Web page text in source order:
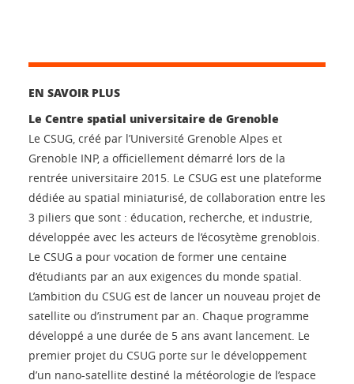
EN SAVOIR PLUS
Le Centre spatial universitaire de Grenoble
Le CSUG, créé par l’Université Grenoble Alpes et
Grenoble INP, a officiellement démarré lors de la
rentrée universitaire 2015. Le CSUG est une plateforme
dédiée au spatial miniaturisé, de collaboration entre les
3 piliers que sont : éducation, recherche, et industrie,
développée avec les acteurs de l’écosytème grenoblois.
Le CSUG a pour vocation de former une centaine
d’étudiants par an aux exigences du monde spatial.
L’ambition du CSUG est de lancer un nouveau projet de
satellite ou d’instrument par an. Chaque programme
développé a une durée de 5 ans avant lancement. Le
premier projet du CSUG porte sur le développement
d’un nano-satellite destiné la météorologie de l’espace